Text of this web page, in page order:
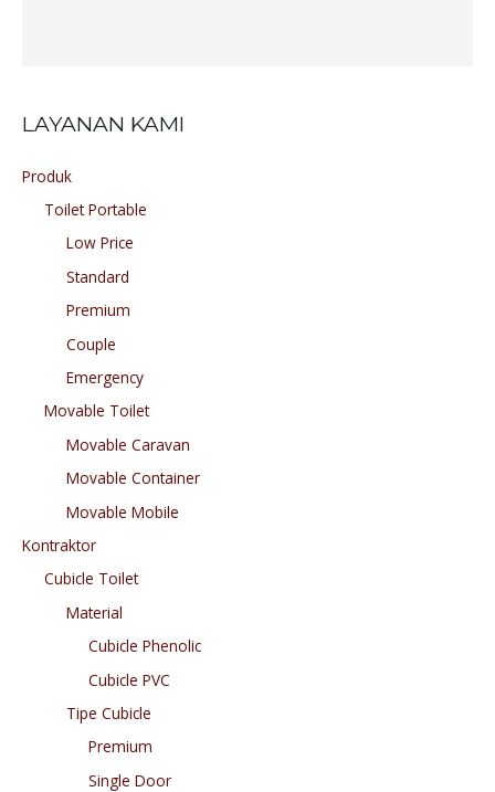
LAYANAN KAMI
Produk
Toilet Portable
Low Price
Standard
Premium
Couple
Emergency
Movable Toilet
Movable Caravan
Movable Container
Movable Mobile
Kontraktor
Cubicle Toilet
Material
Cubicle Phenolic
Cubicle PVC
Tipe Cubicle
Premium
Single Door